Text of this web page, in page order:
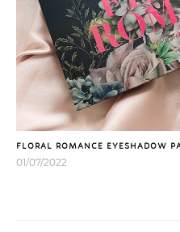
FLORAL ROMANCE EYESHADOW
01/07/2022